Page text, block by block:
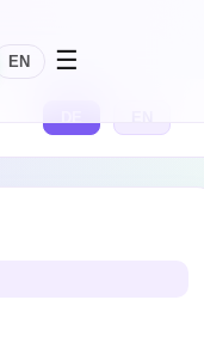
EN ☰